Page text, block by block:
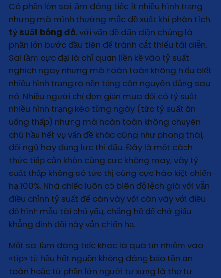
Có phần lớn sai lầm đáng tiếc ít nhiều hình trạng
nhưng mà mình thường mắc đề xuất khi phân tích
tỷ suất bóng đá, với vấn đề dấn diện chúng là
phần lớn bước đầu tiên để tránh cắt thiểu tái diễn.
Sai lầm cực đại là chỉ quan liền kề vào tỷ suất
nghịch ngay nhưng mà hoàn toàn không hiểu biết
nhiều hình trạng rõ nền tảng căn nguyên đằng sau
nó. Nhiều người chỉ đơn giản mua đội có tỷ suất
nhiều hình trạng kèo từng ngày (tức tỷ suất ăn
uống thấp) nhưng mà hoàn toàn không chuyên
chú hầu hết vụ vấn đề khác cũng như phong thái,
đội ngũ hay đụng lực thi đấu. Đây là một cách
thức tiếp cận khôn cùng cực không may, vày tỷ
suất thấp không có tức thị cùng cực hào kiệt chiến
hạ 100%. Nhà chiếc luôn có biên độ lệch giá với vẫn
điều chỉnh tỷ suất để cân vày với cân vày với điều
độ hình mẫu tài chủ yếu, chẳng hề để chở giấu
khẳng định đội này vẫn chiến hạ.
Một sai lầm đáng tiếc khác là quá tín nhiệm vào
«tip» từ hầu hết nguồn không đáng bảo tồn an
toàn hoặc từ phần lớn người tự xưng là thợ tự